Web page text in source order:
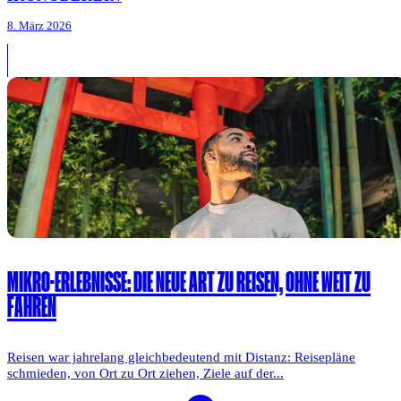
8. März 2026
MIKRO-ERLEBNISSE: DIE NEUE ART ZU REISEN, OHNE WEIT ZU
FAHREN
Reisen war jahrelang gleichbedeutend mit Distanz: Reisepläne
schmieden, von Ort zu Ort ziehen, Ziele auf der...